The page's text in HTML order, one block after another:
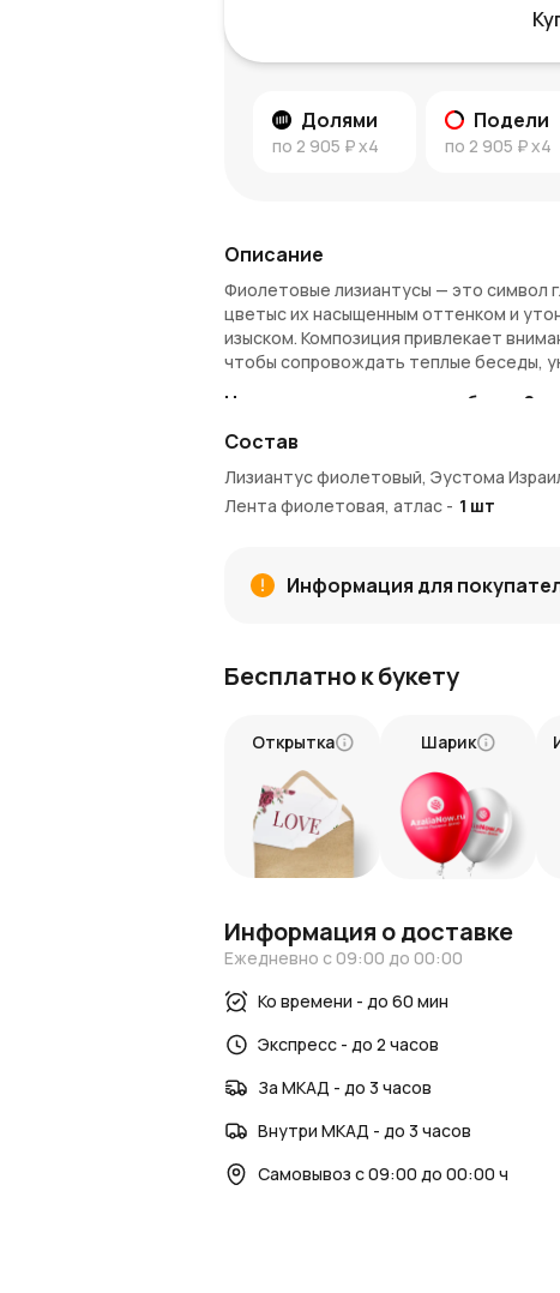
Долями
по 2 905 ₽x4
Подели
по 2 905 ₽x4
Описание
Фиолетовые лизиантусы — это символ
цветыс их насыщенным оттенком и
изыском. Композиция привлекает
чтобы сопровождать теплые беседы,
Чем примечателен этот букет?
Композиция из 11 фиолетовых
близкого друга, человека, с которым
станет выразительным подарком для
Его можно преподнести на день
11 фиолетовых лизиантусов с их
Как оформить заказ
магазине AzaliaNow. Мы предлагаем
области. Композиция будет
Букет из 11 фиолетовых лизиантусов
для тех, кто дорог вашему сердцу.
красоты!
Состав
Лизиантус фиолетовый, Эустома
Лента фиолетовая, атлас - 1 шт
Информация для
Бесплатно к букету
Открытка Шарик
Информация о доставке
Ежедневно с 09:00 до 00:00
Ко времени - до 60 мин
Экспресс - до 2 часов
За МКАД - до 3 часов
Внутри МКАД - до 3 часов
Самовывоз с 09:00 до 00:00 ч